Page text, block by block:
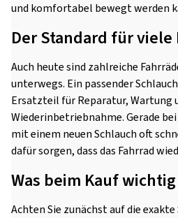
und komfortabel bewegt werden
Der Standard für
Auch heute sind zahlreiche
unterwegs. Ein passender
Ersatzteil für Reparatur, Wartung
Wiederinbetriebnahme. Gerade
mit einem neuen Schlauch oft
dafür sorgen, dass das Fahrrad
Was beim Kauf
Achten Sie zunächst auf die